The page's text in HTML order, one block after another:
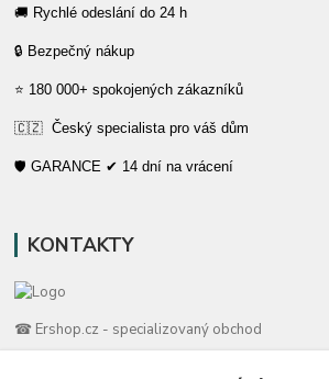
🚚 Rychlé odeslání do 24 h
🔒 Bezpečný nákup
⭐ 180 000+ spokojených zákazníků
🇨🇿 Český specialista pro váš dům
🛡️ GARANCE ✔ 14 dní na vrácení
KONTAKTY
☎ Ershop.cz - specializovaný obchod